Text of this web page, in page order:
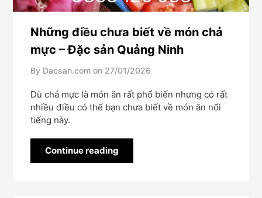
Những điều chưa biết về món chả
mực – Đặc sản Quảng Ninh
By Dacsan.com on 27/01/2026
Dù chả mực là món ăn rất phổ biến nhưng có rất
nhiều điều có thể bạn chưa biết về món ăn nổi
tiếng này.
Continue reading